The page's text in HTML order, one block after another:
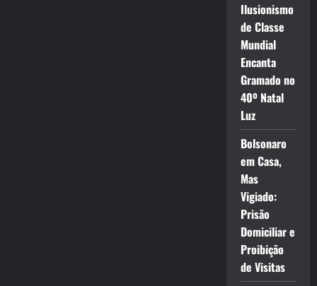
Ilusionismo
de Classe
Mundial
Encanta
Gramado no
40º Natal
Luz
Bolsonaro
em Casa,
Mas
Vigiado:
Prisão
Domiciliar e
Proibição
de Visitas